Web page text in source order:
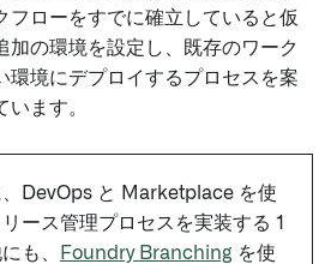
フローをすでに確立していると仮
加の環境を設定し、既存のワーク
環境にデプロイするプロセスを案
ます。
、DevOps と Marketplace を使
ース管理プロセスを実装する 1
も、
Foundry Branching を使